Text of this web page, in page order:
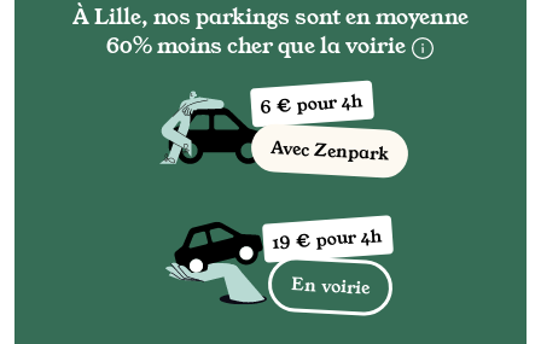
À Lille, nos parkings sont en moyenne
60% moins cher que la voirie
6 € pour 4h
Avec Zenpark
19 € pour 4h
En voirie